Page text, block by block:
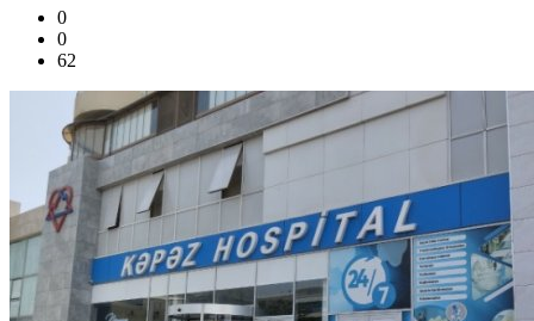
0
0
62